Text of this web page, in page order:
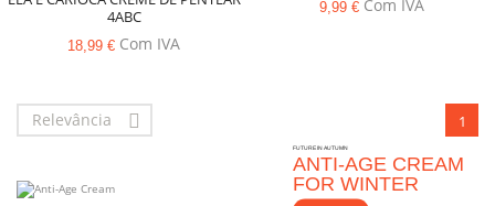
4ABC
18,99 € Com IVA
9,99 €Com IVA
Relevância  1
FUTURE IN AUTUMN
ANTI-AGE CREAM
FOR WINTER